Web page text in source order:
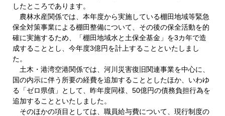
したところであります。
農林水産関係では、本年度から実施している棚田地域等緊急
保全対策事業による棚田整備について、その後の保全活動を的
確に実施するため、「棚田地域水と土保全基金」を3カ年で造
成することとし、今年度3億円を計上することといたしまし
た。
土木・港湾空港関係では、河川災害復旧関連事業を中心に、
国の内示に伴う所要の経費を追加することとしたほか、いわゆ
る「ゼロ県債」として、昨年度同様、50億円の債務負担行為を
追加することといたしました。
そのほかの項目としては、職員給与費について、現行制度の